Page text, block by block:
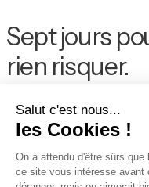
Sept jours
rien risquer.
1. Vous
Messagerie et agenda,
Il commence à lire, pas à